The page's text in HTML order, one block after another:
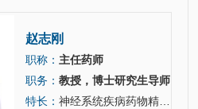
赵志刚
职称： 主任药师
职务： 教授，博士研究生导师
特长： 神经系统疾病药物精准治疗、定量药理学与治疗药物监测、血脑屏障构建与药物评价。